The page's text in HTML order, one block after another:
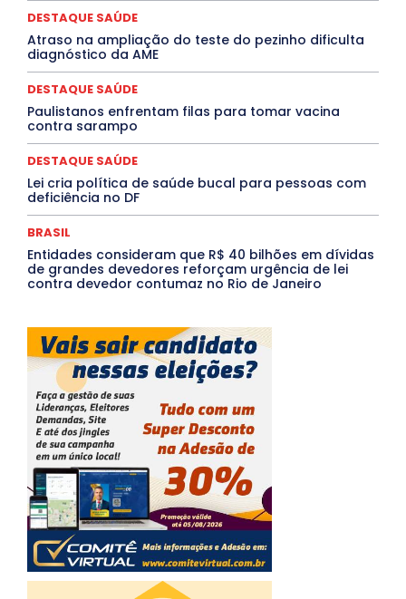
Santa Catarina
Saúde Agora
TÁ FROID?
TEATRO TECNOLOGIA
TIC TAC
Tocantins
DESTAQUE SAÚDE
Atraso na ampliação do teste do pezinho dificulta
diagnóstico da AME
DESTAQUE SAÚDE
Paulistanos enfrentam filas para tomar vacina
contra sarampo
DESTAQUE SAÚDE
Lei cria política de saúde bucal para pessoas com
deficiência no DF
BRASIL
Entidades consideram que R$ 40 bilhões em dívidas
de grandes devedores reforçam urgência de lei
contra devedor contumaz no Rio de Janeiro